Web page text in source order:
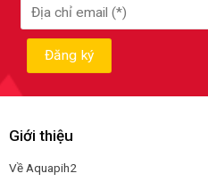
Giới thiệu
Về Aquapih2